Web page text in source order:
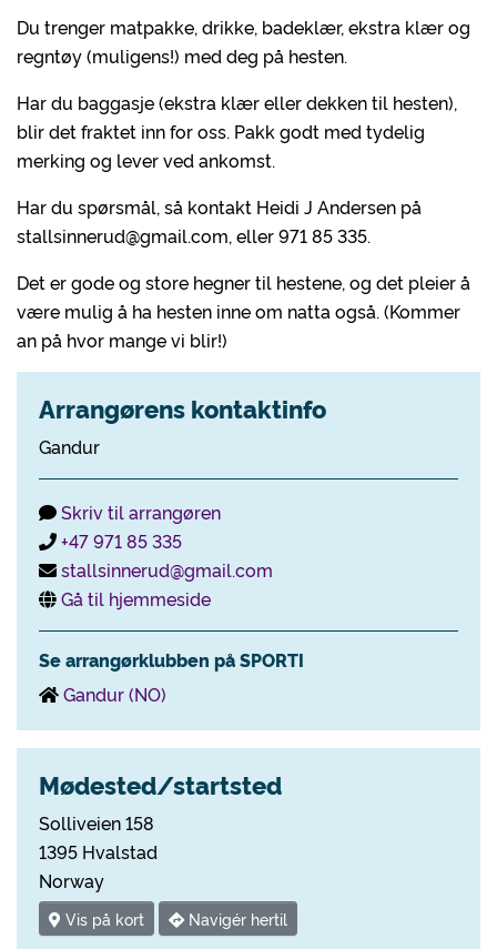
Du trenger matpakke, drikke, badeklær, ekstra klær og
regntøy (muligens!) med deg på hesten.
Har du baggasje (ekstra klær eller dekken til hesten),
blir det fraktet inn for oss. Pakk godt med tydelig
merking og lever ved ankomst.
Har du spørsmål, så kontakt Heidi J Andersen på
stallsinnerud@gmail.com, eller 971 85 335.
Det er gode og store hegner til hestene, og det pleier å
være mulig å ha hesten inne om natta også. (Kommer
an på hvor mange vi blir!)
Arrangørens kontaktinfo
Gandur
Skriv til arrangøren
+47 971 85 335
stallsinnerud@gmail.com
Gå til hjemmeside
Se arrangørklubben på SPORTI
Gandur (NO)
Mødested/startsted
Solliveien 158
1395 Hvalstad
Norway
Vis på kort Navigér hertil